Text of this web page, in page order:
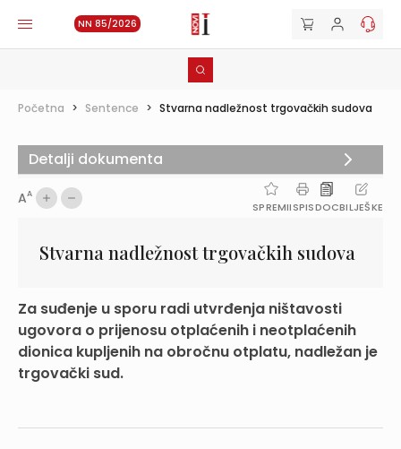
NN 85/2026
Početna > Sentence > Stvarna nadležnost trgovačkih sudova
AA
SPREMIISPISDOCBILJEŠKE
Stvarna nadležnost trgovačkih sudova
Za suđenje u sporu radi utvrđenja ništavosti
ugovora o prijenosu otplaćenih i neotplaćenih
dionica kupljenih na obročnu otplatu, nadležan je
trgovački sud.
Detalji dokumenta